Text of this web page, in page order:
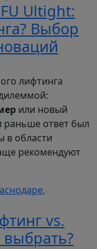
Ultight:
Выбор
лифтинга
или новый
раньше ответ был
в области
рекомендуют
vs.